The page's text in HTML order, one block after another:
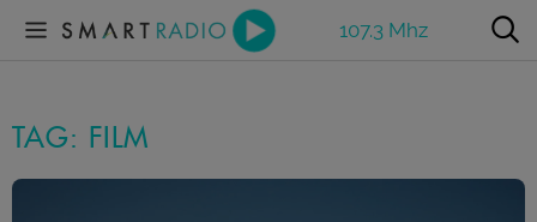
107.3 Mhz
TAG: FILM